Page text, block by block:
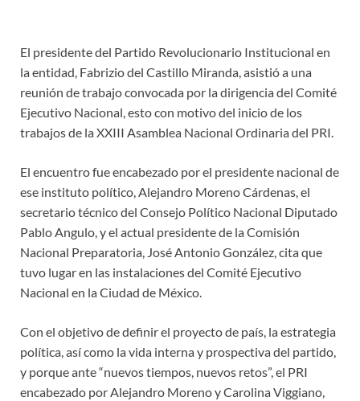
El presidente del Partido Revolucionario Institucional en
la entidad, Fabrizio del Castillo Miranda, asistió a una
reunión de trabajo convocada por la dirigencia del Comité
Ejecutivo Nacional, esto con motivo del inicio de los
trabajos de la XXIII Asamblea Nacional Ordinaria del PRI.
El encuentro fue encabezado por el presidente nacional de
ese instituto político, Alejandro Moreno Cárdenas, el
secretario técnico del Consejo Político Nacional Diputado
Pablo Angulo, y el actual presidente de la Comisión
Nacional Preparatoria, José Antonio González, cita que
tuvo lugar en las instalaciones del Comité Ejecutivo
Nacional en la Ciudad de México.
Con el objetivo de definir el proyecto de país, la estrategia
política, así como la vida interna y prospectiva del partido,
y porque ante “nuevos tiempos, nuevos retos”, el PRI
encabezado por Alejandro Moreno y Carolina Viggiano,